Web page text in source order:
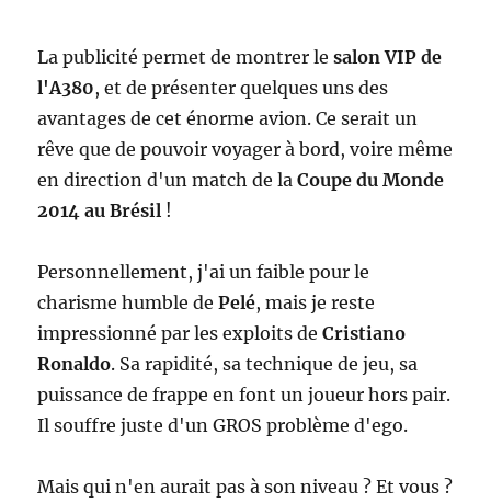
La publicité permet de montrer lesalon VIP de
l'A380, et de présenter quelques uns des
avantages de cet énorme avion. Ce serait un
rêve que de pouvoir voyager à bord, voire même
en direction d'un match de laCoupe du Monde
2014 au Brésil !
Personnellement, j'ai un faible pour le
charisme humble dePelé, mais je reste
impressionné par les exploits deCristiano
Ronaldo. Sa rapidité, sa technique de jeu, sa
puissance de frappe en font un joueur hors pair.
Il souffre juste d'un GROS problème d'ego.
Mais qui n'en aurait pas à son niveau ? Et vous ?